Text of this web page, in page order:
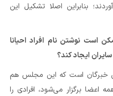
بنابراین اصلا تشکیل این
است نوشتن نام افراد احیانا
ایجاد کند؟
است که این مجلس هم
برگزار می‌شود، افرادی را